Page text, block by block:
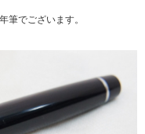
筆でございます。